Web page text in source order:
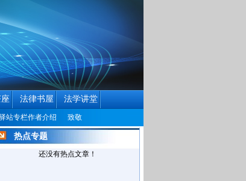
法律书屋 法学讲堂
站专栏作者介绍 致敬授权学者
热点专题
还没有热点文章！